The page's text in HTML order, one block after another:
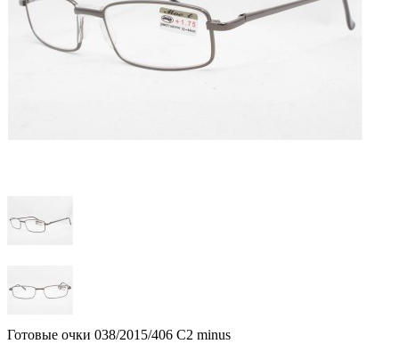
Готовые очки 038/2015/406 C2 minus